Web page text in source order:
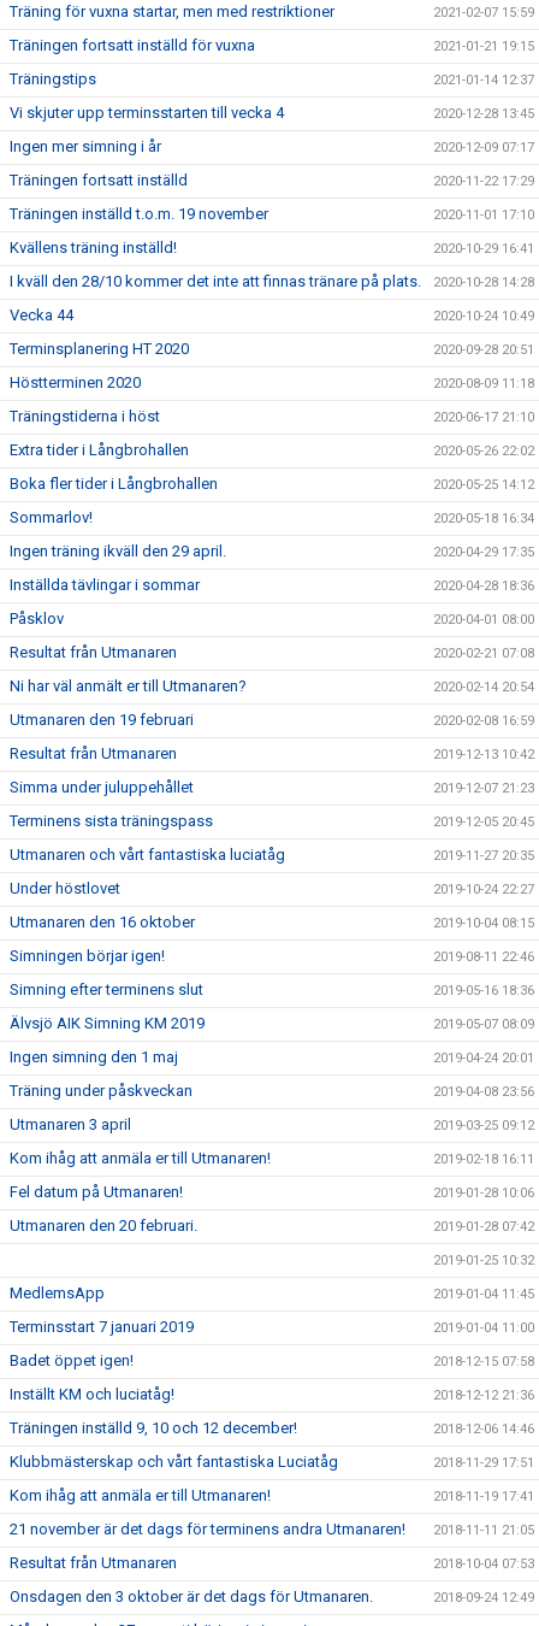
Träning för vuxna startar, men med restriktioner 2021-02-07 15:59
Träningen fortsatt inställd för vuxna 2021-01-21 19:15
Träningstips 2021-01-14 12:37
Vi skjuter upp terminsstarten till vecka 4 2020-12-28 13:45
Ingen mer simning i år 2020-12-09 07:17
Träningen fortsatt inställd 2020-11-22 17:29
Träningen inställd t.o.m. 19 november 2020-11-01 17:10
Kvällens träning inställd! 2020-10-29 16:41
I kväll den 28/10 kommer det inte att finnas tränare på plats. 2020-10-28 14:28
Vecka 44 2020-10-24 10:49
Terminsplanering HT 2020 2020-09-28 20:51
Höstterminen 2020 2020-08-09 11:18
Träningstiderna i höst 2020-06-17 21:10
Extra tider i Långbrohallen 2020-05-26 22:02
Boka fler tider i Långbrohallen 2020-05-25 14:12
Sommarlov! 2020-05-18 16:34
Ingen träning ikväll den 29 april. 2020-04-29 17:35
Inställda tävlingar i sommar 2020-04-28 18:36
Påsklov 2020-04-01 08:00
Resultat från Utmanaren 2020-02-21 07:08
Ni har väl anmält er till Utmanaren? 2020-02-14 20:54
Utmanaren den 19 februari 2020-02-08 16:59
Resultat från Utmanaren 2019-12-13 10:42
Simma under juluppehållet 2019-12-07 21:23
Terminens sista träningspass 2019-12-05 20:45
Utmanaren och vårt fantastiska luciatåg 2019-11-27 20:35
Under höstlovet 2019-10-24 22:27
Utmanaren den 16 oktober 2019-10-04 08:15
Simningen börjar igen! 2019-08-11 22:46
Simning efter terminens slut 2019-05-16 18:36
Älvsjö AIK Simning KM 2019 2019-05-07 08:09
Ingen simning den 1 maj 2019-04-24 20:01
Träning under påskveckan 2019-04-08 23:56
Utmanaren 3 april 2019-03-25 09:12
Kom ihåg att anmäla er till Utmanaren! 2019-02-18 16:11
Fel datum på Utmanaren! 2019-01-28 10:06
Utmanaren den 20 februari. 2019-01-28 07:42
2019-01-25 10:32
MedlemsApp 2019-01-04 11:45
Terminsstart 7 januari 2019 2019-01-04 11:00
Badet öppet igen! 2018-12-15 07:58
Inställt KM och luciatåg! 2018-12-12 21:36
Träningen inställd 9, 10 och 12 december! 2018-12-06 14:46
Klubbmästerskap och vårt fantastiska Luciatåg 2018-11-29 17:51
Kom ihåg att anmäla er till Utmanaren! 2018-11-19 17:41
21 november är det dags för terminens andra Utmanaren! 2018-11-11 21:05
Resultat från Utmanaren 2018-10-04 07:53
Onsdagen den 3 oktober är det dags för Utmanaren. 2018-09-24 12:49